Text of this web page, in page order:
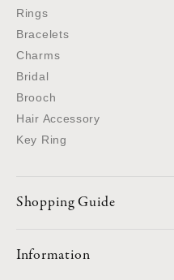
Rings
Bracelets
Charms
Bridal
Brooch
Hair Accessory
Key Ring
Shopping Guide
Information